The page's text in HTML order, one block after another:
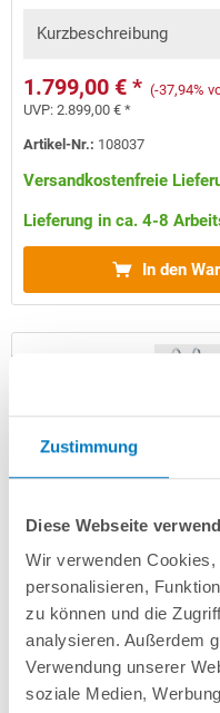
Zustimmung
Diese Webseite
Wir verwenden
personalisieren,
zu können und die
analysieren. Außerdem
Verwendung unserer
soziale Medien,
Kurzbeschreibung
1.799,00 € * (-37,94%
UVP:2.899,00 € *
Artikel-Nr.: 108037
Versandkostenfreie
Lieferung in ca. 4-8
In den
Stahlwand-Rundpool
Handlauf | grau | PLUS
Kurzbeschreibung
2.899,00 € * (-32,57%